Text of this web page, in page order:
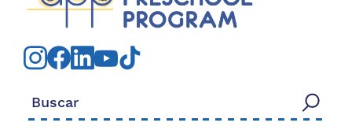
Buscar: